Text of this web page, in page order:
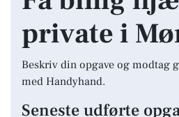
private i
Beskriv din opgave og modtag
med Handyhand.
Seneste udførte